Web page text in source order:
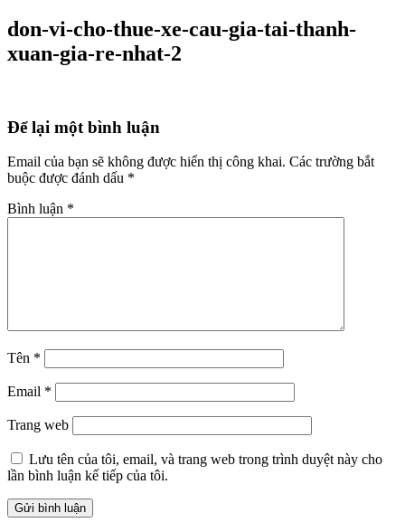
don-vi-cho-thue-xe-cau-gia-tai-thanh-
xuan-gia-re-nhat-2
Reader
Interactions
Để lại một bình luận
Email của bạn sẽ không được hiển thị công khai. Các trường bắt
buộc được đánh dấu *
Bình luận *
Tên *
Email *
Trang web
Lưu tên của tôi, email, và trang web trong trình duyệt này cho
lần bình luận kế tiếp của tôi.